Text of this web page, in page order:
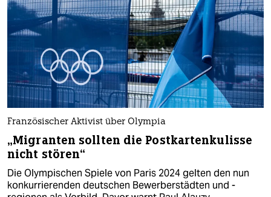
Französischer Aktivist über Olympia
„Migranten sollten die Postkartenkulisse
nicht stören“
Die Olympischen Spiele von Paris 2024 gelten den nun
konkurrierenden deutschen Bewerberstädten und -